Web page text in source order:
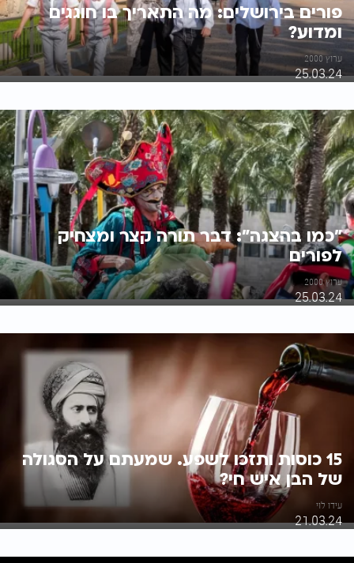
פורים בירושלים: מה התאריך בו חוגגים
ומדוע?
ערוץ 2000
25.03.24
"כמו בהצגה": דבר תורה קצר ומצחיק
לפורים
ערוץ 2000
25.03.24
15 כוסות ותזכו לשפע. שמעתם על הסגולה
של הבן איש חי?
עידו לוי
21.03.24